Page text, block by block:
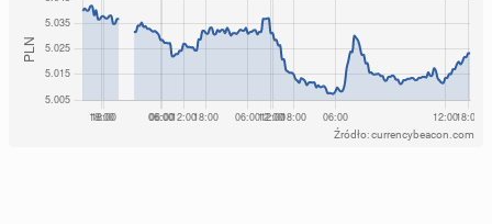
Źródło: currencybeacon.com